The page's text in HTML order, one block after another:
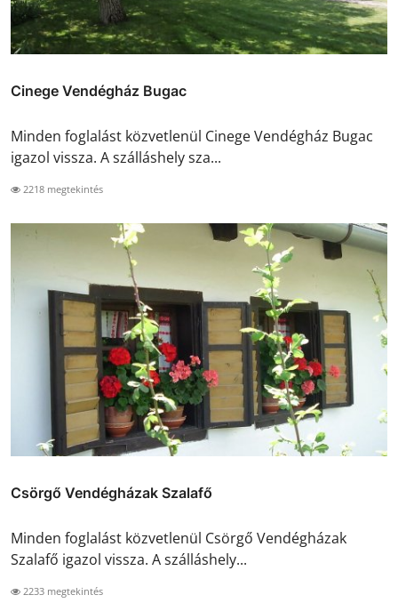
Cinege Vendégház Bugac
Minden foglalást közvetlenül Cinege Vendégház Bugac
igazol vissza. A szálláshely sza...
2218 megtekintés
Csörgő Vendégházak Szalafő
Minden foglalást közvetlenül Csörgő Vendégházak
Szalafő igazol vissza. A szálláshely...
2233 megtekintés